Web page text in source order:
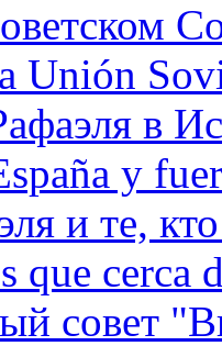
Unión
в
y
и те,
que cerca
совет